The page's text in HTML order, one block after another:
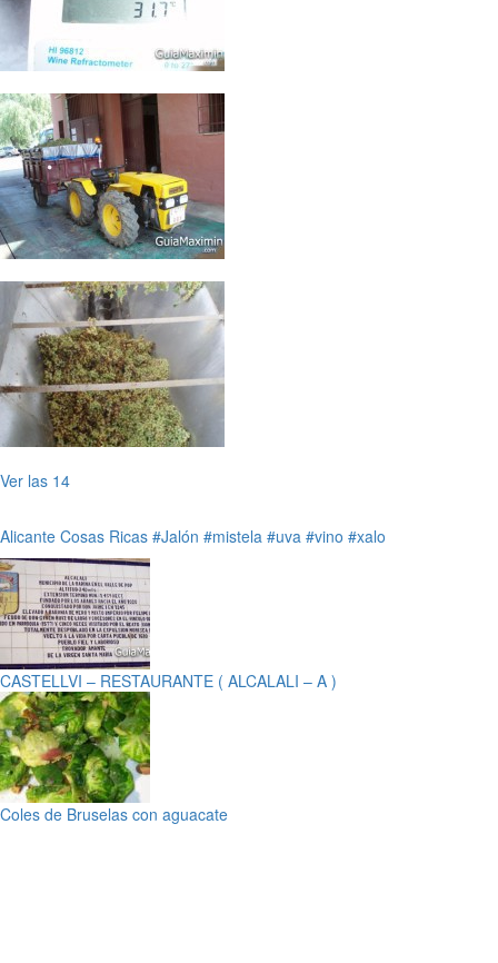
Ver las 14
Alicante Cosas Ricas #Jalón #mistela #uva #vino #xalo
CASTELLVI – RESTAURANTE ( ALCALALI – A )
Coles de Bruselas con aguacate